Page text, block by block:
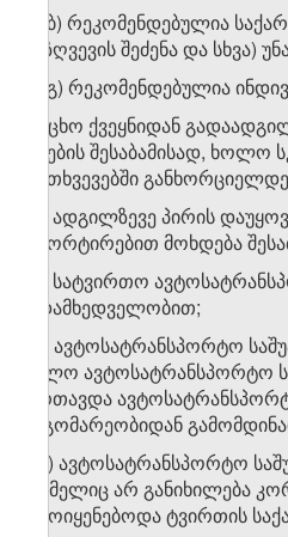
.ბ) რეკომენდებულია
დაზღვევის შეძენა და
.გ) რეკომენდებულია
ე) უცხო ქვეყნიდან
წესების შესაბამისად,
შემთხვევებში
ე.ა) ადგილზევე პირის
ესკორტირებით მოხდება
ე.ბ) სატვირთო
ზედამხედველობით;
ე.გ) ავტოსატრანსპორტო
ხოლო ავტოსატრანსპორტო
მართავდა
მდგომარეობიდან
ე.დ) ავტოსატრანსპორტო
რომელიც არ განიხილება
გამოიყენებოდა ტვირთის